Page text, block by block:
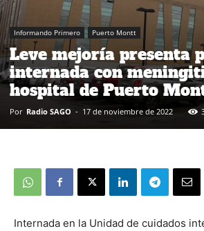
Informando Primero Puerto Montt
Leve mejoría presenta
internada con
hospital de Puerto
Por Radio SAGO - 17 de noviembre de 2022
Internada en la Unidad de cuidados